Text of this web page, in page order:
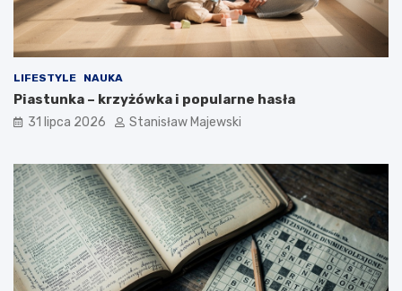
LIFESTYLE NAUKA
Piastunka – krzyżówka i popularne hasła
31 lipca 2026 Stanisław Majewski